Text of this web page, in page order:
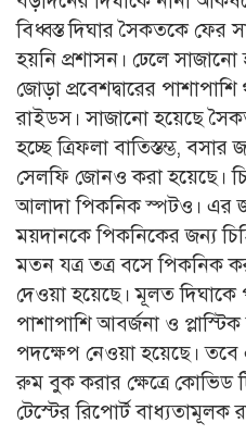
বিধ্বস্ত দিঘার সৈকতকে ফের
হয়নি প্রশাসন। ঢেলে সাজানো
জোড়া প্রবেশদ্বারের
রাইডস। সাজানো হয়েছে
হচ্ছে ত্রিফলা বাতিস্তম্ভ,
সেলফি জোনও করা হয়েছে।
আলাদা পিকনিক স্পটও। এর
ময়দানকে পিকনিকের জন্য
মতন যত্র তত্র বসে পিকনিক
দেওয়া হয়েছে। মূলত দিঘাকে
পাশাপাশি আবর্জনা ও
পদক্ষেপ নেওয়া হয়েছে।
রুম বুক করার ক্ষেত্রে কোভিড
টেস্টের রিপোর্ট বাধ্যতামূলক